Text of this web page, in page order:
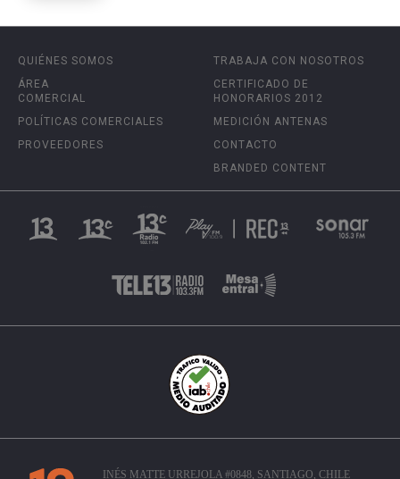
QUIÉNES SOMOS
ÁREA
COMERCIAL
POLÍTICAS COMERCIALES
PROVEEDORES
TRABAJA CON NOSOTROS
CERTIFICADO DE
HONORARIOS 2012
MEDICIÓN ANTENAS
CONTACTO
BRANDED CONTENT
INÉS MATTE URREJOLA #0848, SANTIAGO, CHILE